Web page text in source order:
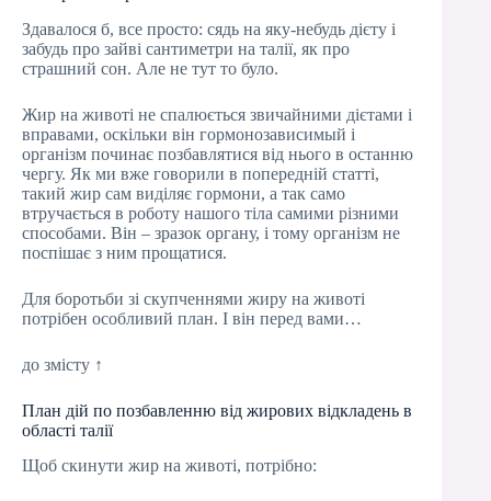
Здавалося б, все просто: сядь на яку-небудь дієту і
забудь про зайві сантиметри на талії, як про
страшний сон. Але не тут то було.
Жир на животі не спалюється звичайними дієтами і
вправами, оскільки він гормонозависимый і
організм починає позбавлятися від нього в останню
чергу. Як ми вже говорили в попередній статті,
такий жир сам виділяє гормони, а так само
втручається в роботу нашого тіла самими різними
способами. Він – зразок органу, і тому організм не
поспішає з ним прощатися.
Для боротьби зі скупченнями жиру на животі
потрібен особливий план. І він перед вами…
до змісту ↑
План дій по позбавленню від жирових відкладень в
області талії
Щоб скинути жир на животі, потрібно: